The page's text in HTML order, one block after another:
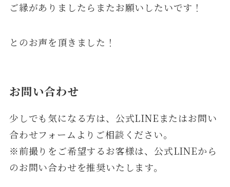
ご縁がありましたらまたお願いしたいです！
とのお声を頂きました！
お問い合わせ
少しでも気になる方は、公式LINEまたはお問い
合わせフォームよりご相談ください。
※前撮りをご希望するお客様は、公式LINEから
のお問い合わせを推奨いたします。